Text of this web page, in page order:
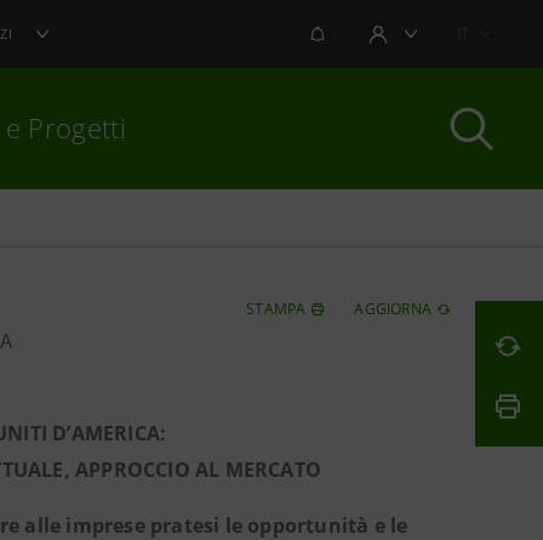
NOTIFICHEAREA UTENTE
e Progetti
STAMPA AGGIORNA
D’AMERICA:
APPROCCIO AL MERCATO
alle imprese pratesi le opportunità e le